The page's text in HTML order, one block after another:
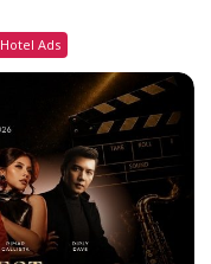
g
e
e
a
-
B
r
e
Hotel Ads